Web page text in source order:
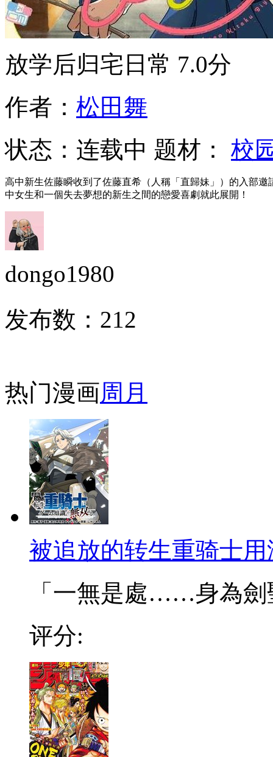
放学后归宅日常 7.0分
作者： 松田舞
状态： 连载中 题材： 校
高中新生佐藤瞬收到了佐藤直希（人稱「直歸妹」）的入部
中女生和一個失去夢想的新生之間的戀愛喜劇就此展開！
dongo1980
发布数： 212
热门漫画周 月
被追放的转生重骑士
「一無是處……身為劍
评分: